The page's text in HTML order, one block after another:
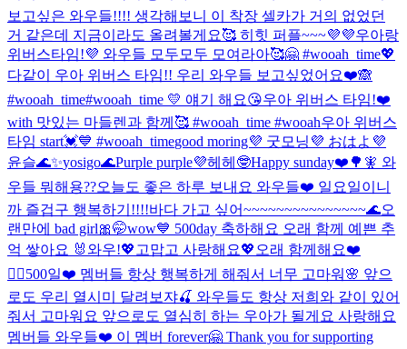
보고싶은 와우들!!!! 생각해보니 이 착장 셀카가 거의 없었던
거 같은데 지금이라도 올려볼게요🥰 히힛 퍼플~~~💜💜우아랑
위버스타임!💜 와우들 모두모두 모여라아🥰🤗 #wooah_time💖
다같이 우아 위버스 타임!! 우리 와우들 보고싶었어요❤️🙈
#wooah_time#wooah_time 💛 얘기 해요😘우아 위버스 타임!❤️
with 맛있는 마들렌과 함께🥰 #wooah_time #wooah우아 위버스
타임 start💓💙 #wooah_timegood moring💜 굿모닝💜 おはよ💜
윤슬🌊✨yosigo🌊Purple purple💜헤헤🤓Happy sunday❤️🌳🧚 와
우들 뭐해용??오늘도 좋은 하루 보내요 와우들❤️ 일요일이니
까 즐겁구 행복하기!!!!바다 가고 싶어~~~~~~~~~~~~~~~🌊오
랜만에 bad girl🎀🤭wow💙 500day 축하해요 오래 함께 예쁜 추
억 쌓아요 🐰와우!💖고맙고 사랑해요💖오래 함께해요❤️
🙆‍♀️500일❤️ 멤버들 항상 행복하게 해줘서 너무 고마워🌸 앞으
로도 우리 열시미 달려보쟈🍒 와우들도 항상 저희와 같이 있어
줘서 고마워요 앞으로도 열심히 하는 우아가 될게요 사랑해요
멤버들 와우들❤️ 이 멤버 forever🤗 Thank you for supporting